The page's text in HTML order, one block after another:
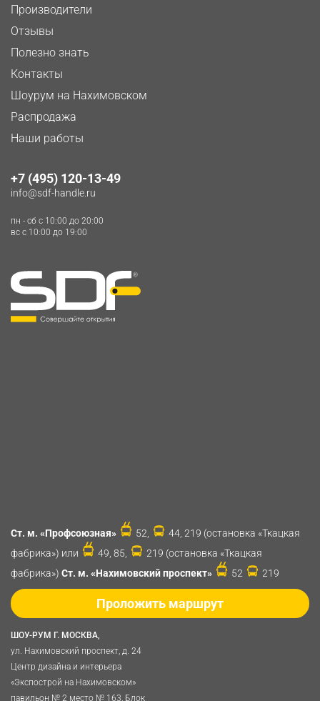
Производители
Отзывы
Полезно знать
Контакты
Шоурум на Нахимовском
Распродажа
Наши работы
+7 (495) 120-13-49
info@sdf-handle.ru
пн - сб c 10:00 до 20:00
вс c 10:00 до 19:00
ШОУ-РУМ Г. МОСКВА,
ул. Нахимовский проспект, д. 24
Центр дизайна и интерьера
«Экспострой на Нахимовском»
павильон № 2 место № 163, Блок
Ст. м. «Профсоюзная» 52,
44, 219 (остановка «Ткацкая
фабрика») или
49, 85,
219 (остановка «Ткацкая
фабрика») Ст. м. «Нахимовский проспект» 52 219
Проложить маршрут